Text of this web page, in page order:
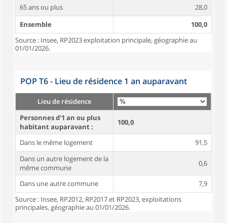
65 ans ou plus
28,0
Ensemble
100,0
Source : Insee, RP2023 exploitation principale, géographie au
01/01/2026.
POP T6 - Lieu de résidence 1 an auparavant
Lieu de résidence
Personnes d'1 an ou plus
habitant auparavant :
100,0
Dans le même logement
91,5
Dans un autre logement de la
même commune
0,6
Dans une autre commune
7,9
Source : Insee, RP2012, RP2017 et RP2023, exploitations
principales, géographie au 01/01/2026.